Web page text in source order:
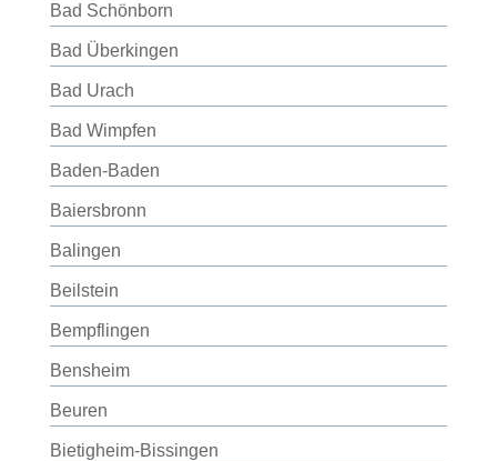
Bad Schönborn
Bad Überkingen
Bad Urach
Bad Wimpfen
Baden-Baden
Baiersbronn
Balingen
Beilstein
Bempflingen
Bensheim
Beuren
Bietigheim-Bissingen